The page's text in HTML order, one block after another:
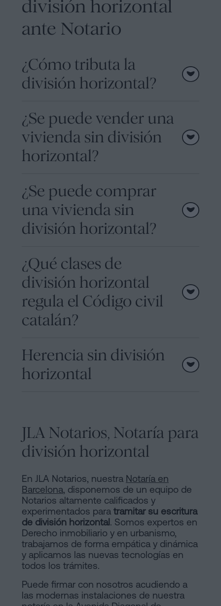
división horizontal
ante Notario
¿Cómo tributa la
división horizontal?
¿Se puede vender una
vivienda sin división
horizontal?
¿Se puede comprar
una vivienda sin
división horizontal?
¿Qué clases de
división horizontal
regula el Código civil
catalán?
Herencia sin división
horizontal
JLA Notarios, Notaría para
división horizontal
En JLA Notarios, nuestra Notaría en
Barcelona, disponemos de un equipo de
Notarios altamente calificados y
experimentados para tramitar su escritura
de división horizontal. Somos expertos en
Derecho inmobiliario y en urbanismo,
trabajamos de forma empática y dinámica
y aplicamos las nuevas tecnologías en
todos los trámites.
Puede firmar con nosotros acudiendo a
las modernas instalaciones de nuestra